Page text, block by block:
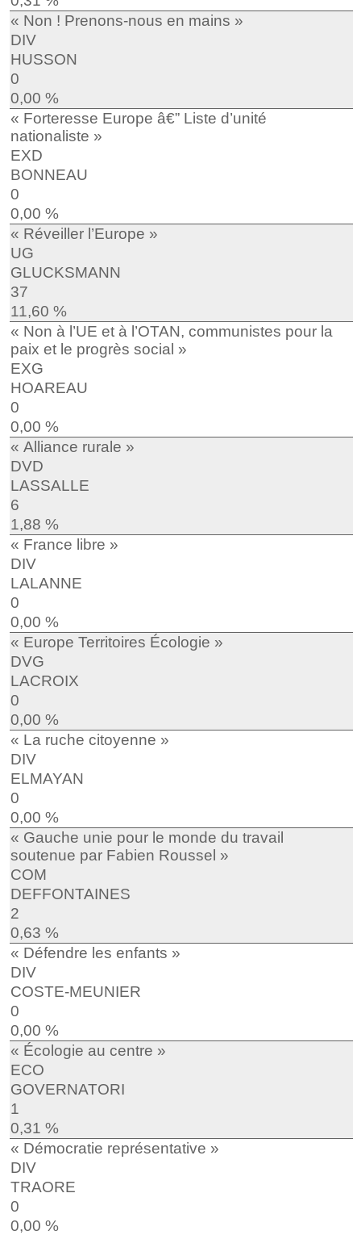
« Non ! Prenons-nous en mains »
DIV
HUSSON
0
0,00 %
« Forteresse Europe â€” Liste d’unité
nationaliste »
EXD
BONNEAU
0
0,00 %
« Réveiller l’Europe »
UG
GLUCKSMANN
37
11,60 %
« Non à l’UE et à l’OTAN, communistes pour la
paix et le progrès social »
EXG
HOAREAU
0
0,00 %
« Alliance rurale »
DVD
LASSALLE
6
1,88 %
« France libre »
DIV
LALANNE
0
0,00 %
« Europe Territoires Écologie »
DVG
LACROIX
0
0,00 %
« La ruche citoyenne »
DIV
ELMAYAN
0
0,00 %
« Gauche unie pour le monde du travail
soutenue par Fabien Roussel »
COM
DEFFONTAINES
2
0,63 %
« Défendre les enfants »
DIV
COSTE-MEUNIER
0
0,00 %
« Écologie au centre »
ECO
GOVERNATORI
1
0,31 %
« Démocratie représentative »
DIV
TRAORE
0
0,00 %